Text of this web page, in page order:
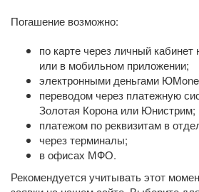
Погашение возможно:
по карте через личный кабинет
или в мобильном приложении;
электронными деньгами
переводом через платежную
Золотая Корона или Юнистрим;
платежом по реквизитам в
через терминалы;
в офисах МФО.
Рекомендуется учитывать этот